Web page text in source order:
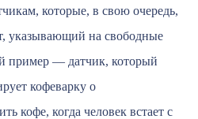
которые, в свою очередь,
указывающий на свободные
пример — датчик, который
кофеварку о
кофе, когда человек встает с